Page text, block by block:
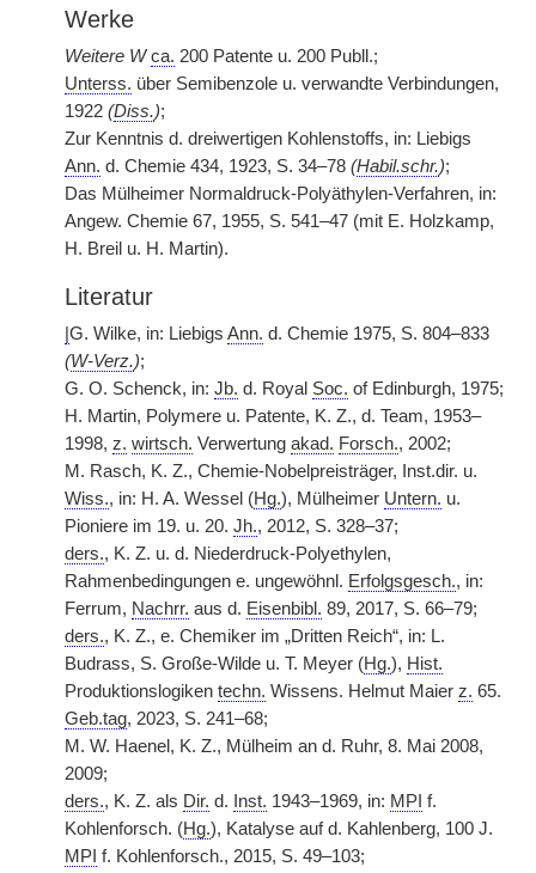
Werke
Weitere W ca. 200 Patente u. 200 Publl.;
Unterss. über Semibenzole u. verwandte Verbindungen,
1922 (Diss.);
Zur Kenntnis d. dreiwertigen Kohlenstoffs, in: Liebigs
Ann. d. Chemie 434, 1923, S. 34–78 (Habil.schr.);
Das Mülheimer Normaldruck-Polyäthylen-Verfahren, in:
Angew. Chemie 67, 1955, S. 541–47 (mit E. Holzkamp,
H. Breil u. H. Martin).
Literatur
G. Wilke, in: Liebigs Ann. d. Chemie 1975, S. 804–833
(W-Verz.);
G. O. Schenck, in: Jb. d. Royal Soc. of Edinburgh, 1975;
H. Martin, Polymere u. Patente, K. Z., d. Team, 1953–
1998, z. wirtsch. Verwertung akad. Forsch., 2002;
M. Rasch, K. Z., Chemie-Nobelpreisträger, Inst.dir. u.
Wiss., in: H. A. Wessel (Hg.), Mülheimer Untern. u.
Pioniere im 19. u. 20. Jh., 2012, S. 328–37;
ders., K. Z. u. d. Niederdruck-Polyethylen,
Rahmenbedingungen e. ungewöhnl. Erfolgsgesch., in:
Ferrum, Nachrr. aus d. Eisenbibl. 89, 2017, S. 66–79;
ders., K. Z., e. Chemiker im „Dritten Reich“, in: L.
Budrass, S. Große-Wilde u. T. Meyer (Hg.), Hist.
Produktionslogiken techn. Wissens. Helmut Maier z. 65.
Geb.tag, 2023, S. 241–68;
M. W. Haenel, K. Z., Mülheim an d. Ruhr, 8. Mai 2008,
2009;
ders., K. Z. als Dir. d. Inst. 1943–1969, in: MPI f.
Kohlenforsch. (Hg.), Katalyse auf d. Kahlenberg, 100 J.
MPI f. Kohlenforsch., 2015, S. 49–103;